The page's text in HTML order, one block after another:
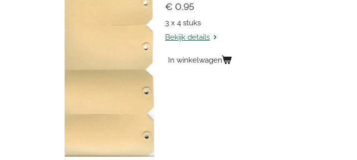
€ 0,95
3 x 4 stuks
Bekijk details
In winkelwagen